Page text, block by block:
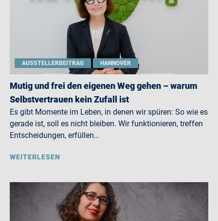
AUSSTELLERBEITRAG HANNOVER
Mutig und frei den eigenen Weg gehen – warum
Selbstvertrauen kein Zufall ist
Es gibt Momente im Leben, in denen wir spüren: So wie es
gerade ist, soll es nicht bleiben. Wir funktionieren, treffen
Entscheidungen, erfüllen…
WEITERLESEN